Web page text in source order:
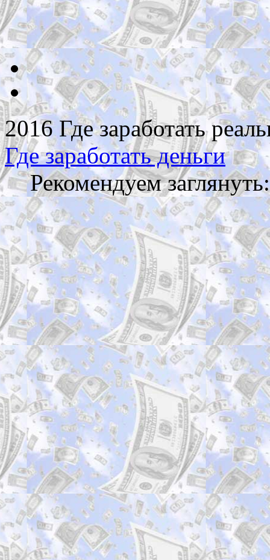
2016 Где заработать
Где заработать деньги
Рекомендуем